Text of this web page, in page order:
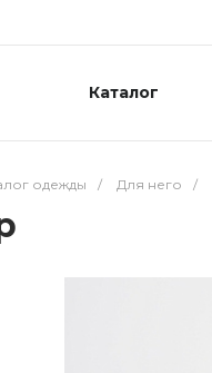
Каталог
одежды / Для него /